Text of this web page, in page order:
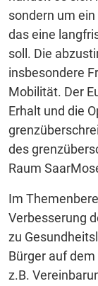
sondern um
das eine
soll. Die
insbesondere
Mobilität. Der
Erhalt und die
des
Raum
Im
Verbesserung
zu
Bürger auf
z.B.